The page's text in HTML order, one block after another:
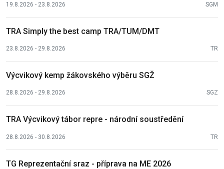
19.8.2026 - 23.8.2026 SGM
TRA Simply the best camp TRA/TUM/DMT
23.8.2026 - 29.8.2026 TR
Výcvikový kemp žákovského výběru SGŽ
28.8.2026 - 29.8.2026 SGZ
TRA Výcvikový tábor repre - národní soustředění
28.8.2026 - 30.8.2026 TR
TG Reprezentační sraz - příprava na ME 2026